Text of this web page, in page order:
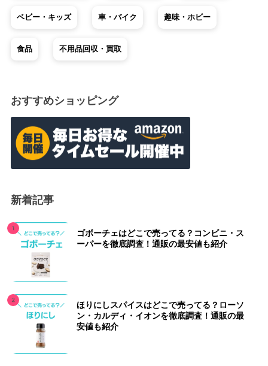
ベビー・キッズ 車・バイク 趣味・ホビー
食品 不用品回収・買取
おすすめショッピング
新着記事
ゴボーチェはどこで売ってる？コンビニ・ス
ーパーを徹底調査！通販の最安値も紹介
ほりにしスパイスはどこで売ってる？ローソ
ン・カルディ・イオンを徹底調査！通販の最
安値も紹介